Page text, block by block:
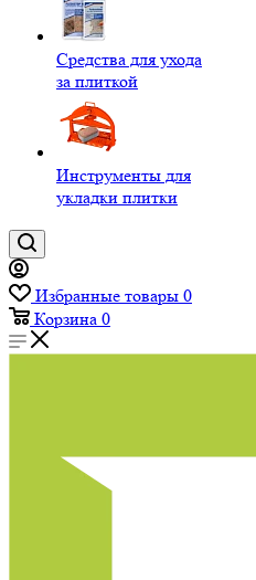
Средства для ухода
за плиткой
Инструменты для
укладки плитки
Избранные товары 0
Корзина 0